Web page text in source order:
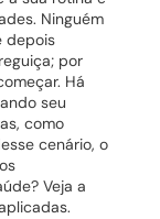
Ninguém
depois
por
Há
seu
como
cenário, o
Veja a